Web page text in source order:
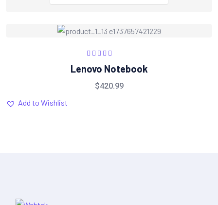
of 5
Lenovo Notebook
$420.99
Add to Wishlist